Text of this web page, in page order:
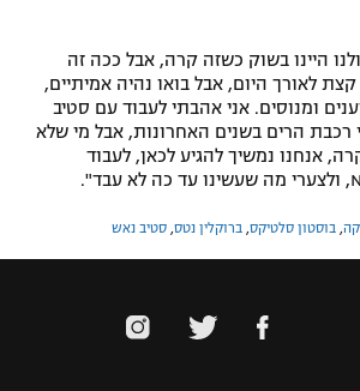
היינו בשוק כשזה קרה, אבל ככה זה
לאורך היום, אבל בואו נהיה אמיתיים,
ומנוסים. אני אהבתי לעבוד עם סטיב
רכבת הרים בשנים האחרונות, אבל מי שלא
אנחנו נמשיך להגיע לכאן, לעבוד
, בוסטון סלטיקס, ברוקלין נטס, סטיב נאש